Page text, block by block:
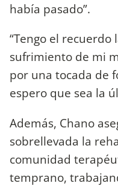
había pasado”.
“Tengo el
sufrimiento de mi
por una tocada de
espero que sea la
Además, Chano
sobrellevada la
comunidad
temprano,